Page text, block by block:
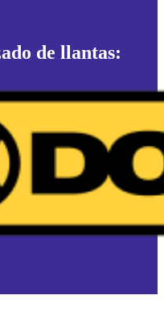
de llantas: